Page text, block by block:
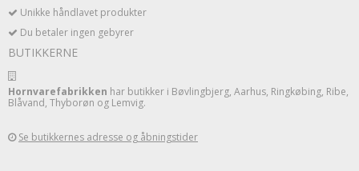
Unikke håndlavet produkter
Du betaler ingen gebyrer
BUTIKKERNE
Hornvarefabrikken har butikker i Bøvlingbjerg, Aarhus, Ringkøbing, Ribe,
Blåvand, Thyborøn og Lemvig.
Se butikkernes adresse og åbningstider